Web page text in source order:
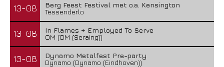
13-08
Berg Feest Festival met o.a. Kensington
Tessenderlo
13-08
In Flames + Employed To Serve
OM (OM (Seraing))
13-08
Dynamo Metalfest Pre-party
Dynamo (Dynamo (Eindhoven))